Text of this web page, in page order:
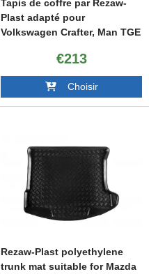
Tapis de coffre par Rezaw-
Plast adapté pour
Volkswagen Crafter, Man TGE
avec traction 4x2 et 4x4
€213
Choisir
Rezaw-Plast polyethylene
trunk mat suitable for Mazda